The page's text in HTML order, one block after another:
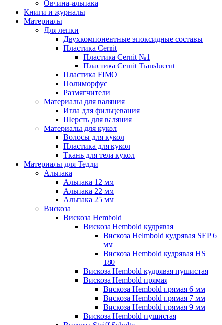
Овчина-альпака
Книги и журналы
Материалы
Для лепки
Двухкомпонентные эпоксидные составы
Пластика Cernit
Пластика Cernit №1
Пластика Cernit Translucent
Пластика FIMO
Полиморфус
Размягчители
Материалы для валяния
Игла для фильцевания
Шерсть для валяния
Материалы для кукол
Волосы для кукол
Пластика для кукол
Ткань для тела кукол
Материалы для Тедди
Альпака
Альпака 12 мм
Альпака 22 мм
Альпака 25 мм
Вискоза
Вискоза Hembold
Вискоза Hembold кудрявая
Вискоза Helmbold кудрявая SEP 6
мм
Вискоза Hembold кудрявая HS
180
Вискоза Hembold кудрявая пушистая
Вискоза Hembold прямая
Вискоза Hembold прямая 6 мм
Вискоза Hembold прямая 7 мм
Вискоза Hembold прямая 9 мм
Вискоза Hembold пушистая